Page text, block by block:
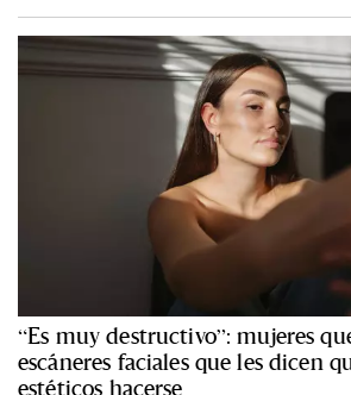
“Es muy destructivo”: mujeres
escáneres faciales que les dicen
estéticos hacerse